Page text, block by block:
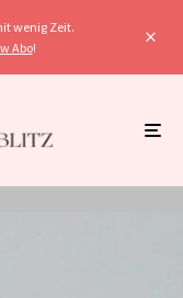
wenig Zeit.
Abo!